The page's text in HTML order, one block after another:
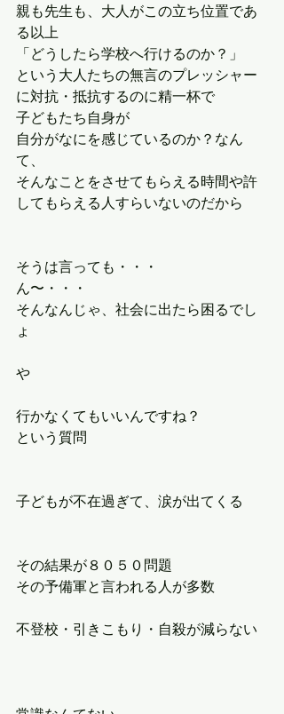
親も先生も、大人がこの立ち位置であ
る以上
「どうしたら学校へ行けるのか？」
という大人たちの無言のプレッシャー
に対抗・抵抗するのに精一杯で
子どもたち自身が
自分がなにを感じているのか？なん
て、
そんなことをさせてもらえる時間や許
してもらえる人すらいないのだから
そうは言っても・・・
ん〜・・・
そんなんじゃ、社会に出たら困るでし
ょ
や
行かなくてもいいんですね？
という質問
子どもが不在過ぎて、涙が出てくる
その結果が８０５０問題
その予備軍と言われる人が多数
不登校・引きこもり・自殺が減らない